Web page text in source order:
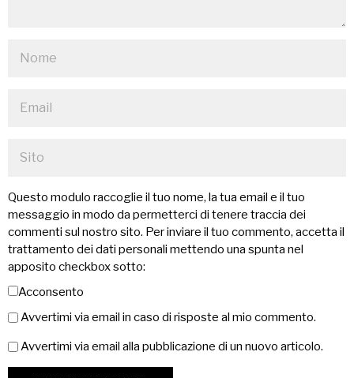
Questo modulo raccoglie il tuo nome, la tua email e il tuo
messaggio in modo da permetterci di tenere traccia dei
commenti sul nostro sito. Per inviare il tuo commento, accetta il
trattamento dei dati personali mettendo una spunta nel
apposito checkbox sotto:
Acconsento
Avvertimi via email in caso di risposte al mio commento.
Avvertimi via email alla pubblicazione di un nuovo articolo.